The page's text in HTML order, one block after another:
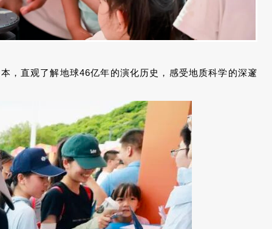
，直观了解地球46亿年的演化历史，感受地质科学的深邃